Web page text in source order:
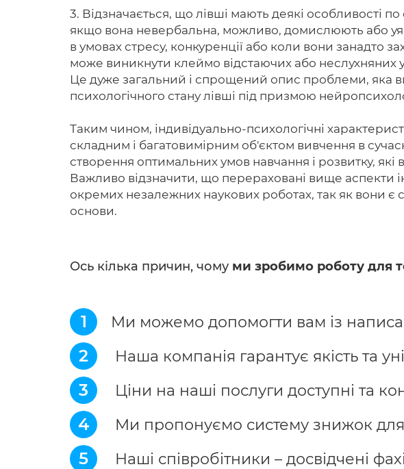
3. Відзначається, що лівші мають деякі особливості
якщо вона невербальна, можливо, домислюють або
в умовах стресу, конкуренції або коли вони занадто
може виникнути клеймо відстаючих або неслухняних
Це дуже загальний і спрощений опис проблеми, яка
психологічного стану лівші під призмою
Таким чином, індивідуально-психологічні
складним і багатовимірним об'єктом вивчення в
створення оптимальних умов навчання і розвитку,
Важливо відзначити, що перераховані вище аспекти
окремих незалежних наукових роботах, так як вони
основи.
Ось кілька причин, чому ми зробимо роботу для
1 Ми можемо допомогти вам із
2 Наша компанія гарантує якість та
3 Ціни на наші послуги доступні та
4 Ми пропонуємо систему знижок для
5 Наші співробітники – досвідчені